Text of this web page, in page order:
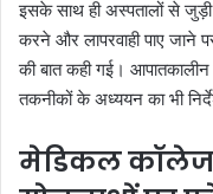
इसके साथ ही अस्पतालों से
करने और लापरवाही पाए जाने
की बात कही गई।
तकनीकों के अध्ययन का भी
मेडिकल कॉलेज